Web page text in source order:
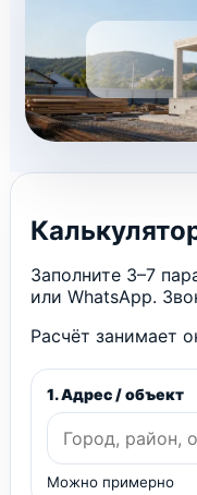
Заполните 3–7
или WhatsApp.
Расчёт занимает
1. Адрес / объект
Можно примерно